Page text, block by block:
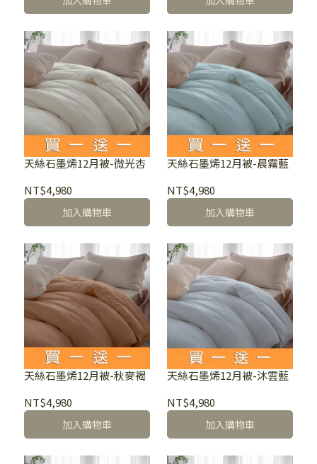
天絲石墨烯12月被-微光杏
NT$4,980
加入購物車
天絲石墨烯12月被-晨霧藍
NT$4,980
加入購物車
天絲石墨烯12月被-秋麥褐
NT$4,980
加入購物車
天絲石墨烯12月被-沐雲藍
NT$4,980
加入購物車